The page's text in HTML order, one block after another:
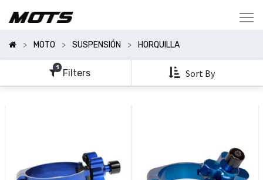
MOTO SUSPENSIÓN HORQUILLA
1 Filters Sort By
Categorías
Mostrar
Opciones